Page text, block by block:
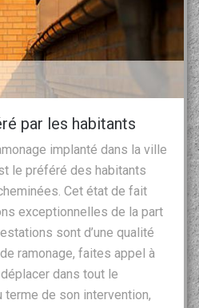
par les habitants
implanté dans la ville
le préféré des habitants
Cet état de fait
exceptionnelles de la part
sont d’une qualité
ramonage, faites appel à
dans tout le
terme de son intervention,